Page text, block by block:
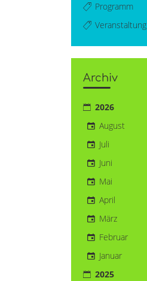
Programm
Veranstaltung
Archiv
2026
August
Juli
Juni
Mai
April
März
Februar
Januar
2025